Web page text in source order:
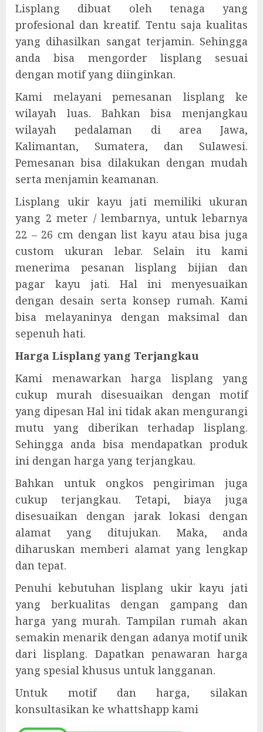
Lisplang dibuat oleh tenaga yang
profesional dan kreatif. Tentu saja kualitas
yang dihasilkan sangat terjamin. Sehingga
anda bisa mengorder lisplang sesuai
dengan motif yang diinginkan.
Kami melayani pemesanan lisplang ke
wilayah luas. Bahkan bisa menjangkau
wilayah pedalaman di area Jawa,
Kalimantan, Sumatera, dan Sulawesi.
Pemesanan bisa dilakukan dengan mudah
serta menjamin keamanan.
Lisplang ukir kayu jati memiliki ukuran
yang 2 meter / lembarnya, untuk lebarnya
22 – 26 cm dengan list kayu atau bisa juga
custom ukuran lebar. Selain itu kami
menerima pesanan lisplang bijian dan
pagar kayu jati. Hal ini menyesuaikan
dengan desain serta konsep rumah. Kami
bisa melayaninya dengan maksimal dan
sepenuh hati.
Harga Lisplang yang Terjangkau
Kami menawarkan harga lisplang yang
cukup murah disesuaikan dengan motif
yang dipesan Hal ini tidak akan mengurangi
mutu yang diberikan terhadap lisplang.
Sehingga anda bisa mendapatkan produk
ini dengan harga yang terjangkau.
Bahkan untuk ongkos pengiriman juga
cukup terjangkau. Tetapi, biaya juga
disesuaikan dengan jarak lokasi dengan
alamat yang ditujukan. Maka, anda
diharuskan memberi alamat yang lengkap
dan tepat.
Penuhi kebutuhan lisplang ukir kayu jati
yang berkualitas dengan gampang dan
harga yang murah. Tampilan rumah akan
semakin menarik dengan adanya motif unik
dari lisplang. Dapatkan penawaran harga
yang spesial khusus untuk langganan.
Untuk motif dan harga, silakan
konsultasikan ke whattshapp kami